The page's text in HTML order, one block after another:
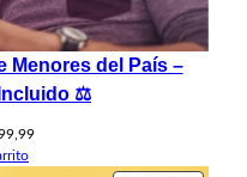
Menores del País –
⚖️
El